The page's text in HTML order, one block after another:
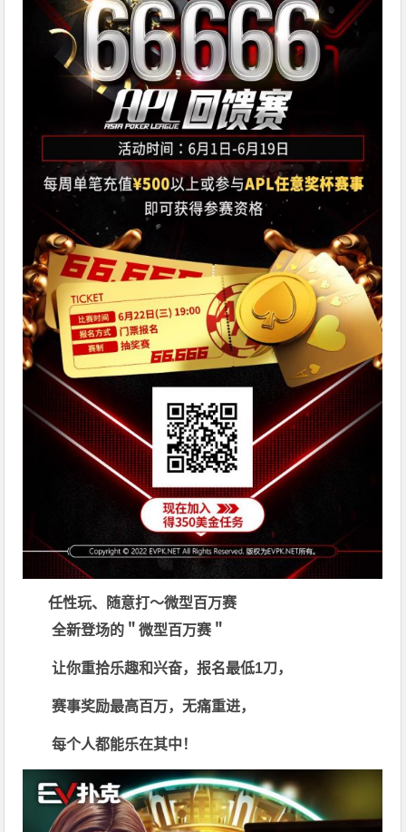
任性玩、随意打～微型百万赛
全新登场的＂微型百万赛＂
让你重拾乐趣和兴奋，报名最低1刀，
赛事奖励最高百万，无痛重进，
每个人都能乐在其中！